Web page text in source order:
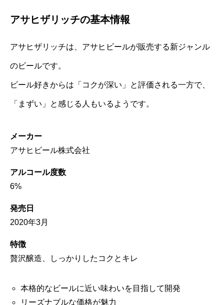
アサヒザリッチの基本情報
アサヒザリッチは、アサヒビールが販売する新ジャンル
のビールです。
ビール好きからは「コクが深い」と評価される一方で、
「まずい」と感じる人もいるようです。
メーカー
アサヒビール株式会社
アルコール度数
6%
発売日
2020年3月
特徴
贅沢醸造、しっかりしたコクとキレ
本格的なビールに近い味わいを目指して開発
リーズナブルな価格が魅力